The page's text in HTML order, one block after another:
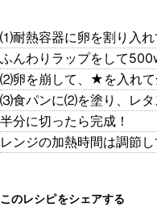
⑴耐熱容器に卵を割り入れ
ふんわりラップをして
⑵卵を崩して、★を入れて
⑶食パンに⑵を塗り、レタ
半分に切ったら完成！
レンジの加熱時間は調節し
このレシピをシェアする